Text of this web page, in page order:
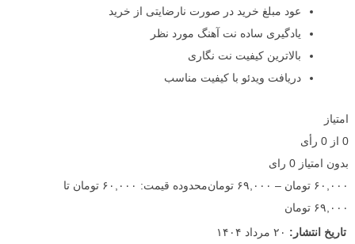
عود مبلغ خرید در صورت نارضایتی از خرید
یادگیری ساده نت آهنگ مورد نظر
بالاترین کیفیت نت نگاری
دریافت ویدئو با کیفیت مناسب
امتیاز
0 از 0 رأی
بدون امتیاز 0 رای
۶۰,۰۰۰ تومان – ۶۹,۰۰۰ تومان
محدوده قیمت: ۶۰,۰۰۰ تومان تا
۶۹,۰۰۰ تومان
تاریخ انتشار: ۲۰ مرداد ۱۴۰۴